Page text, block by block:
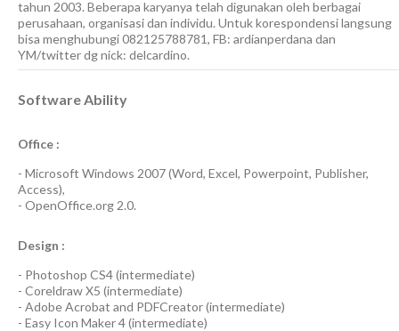
tahun 2003. Beberapa karyanya telah digunakan oleh berbagai
perusahaan, organisasi dan individu. Untuk korespondensi langsung
bisa menghubungi 082125788781, FB: ardianperdana dan
YM/twitter dg nick: delcardino.
Software Ability
Office :
- Microsoft Windows 2007(Word, Excel, Powerpoint, Publisher,
Access),
- OpenOffice.org 2.0.
Design :
- Photoshop CS4(intermediate)
- Coreldraw X5 (intermediate)
- Adobe Acrobat and PDFCreator(intermediate)
- Easy Icon Maker 4(intermediate)